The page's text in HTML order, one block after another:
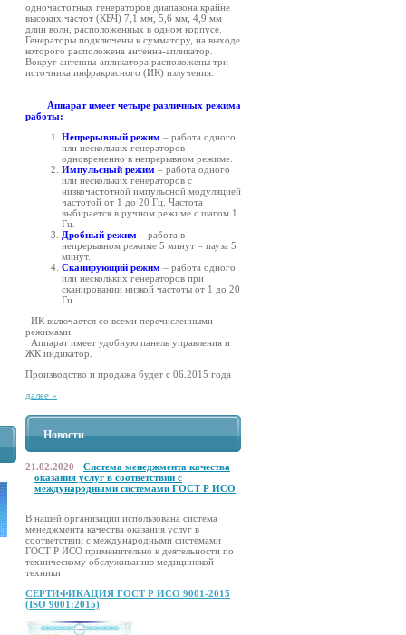
одночастотных генераторов диапазона крайне
высоких частот (КВЧ) 7,1 мм, 5,6 мм, 4,9 мм
длин волн, расположенных в одном корпусе.
Генераторы подключены к сумматору, на выходе
которого расположена антенна-апликатор.
Вокруг антенны-апликатора расположены три
источника инфракрасного (ИК) излучения.
Аппарат имеетчетыре различных режима
работы:
Непрерывный режим – работа одного
или нескольких генераторов
одновременно в непрерывном режиме.
Импульсный режим – работа одного
или нескольких генераторов с
низкочастотной импульсной модуляцией
частотой от 1 до 20 Гц. Частота
выбирается в ручном режиме с шагом 1
Гц.
Дробный режим – работа в
непрерывном режиме 5 минут – пауза 5
минут.
Сканирующий режим – работа одного
или нескольких генераторов при
сканировании низкой частоты от 1 до 20
Гц.
ИК включается со всеми перечисленными
режимами.
Аппарат имеет удобную панель управления и
ЖК индикатор.
Производство и продажа будет с 06.2015 года
далее »
Новости
21.02.2020
Система менеджмента качества
оказания услуг в соответствии с
международными системами ГОСТ Р ИСО
В нашей организации использована система
менеджмента качества оказания услуг в
соответствии с международными системами
ГОСТ Р ИСО применительно к деятельности по
техническому обслуживанию медицинской
техники
СЕРТИФИКАЦИЯ ГОСТ Р ИСО 9001-2015
(ISO 9001:2015)